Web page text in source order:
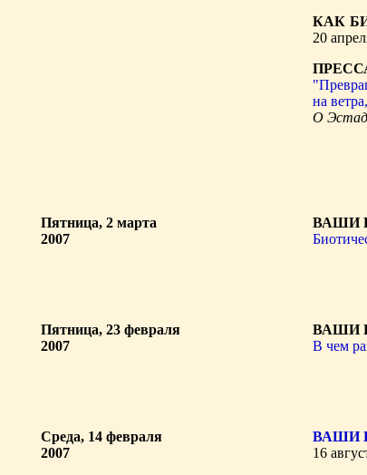
КАК
20
на
О
Пятница, 2 марта
2007
ВАШИ
Пятница, 23 февраля
2007
ВАШИ
В чем
Среда, 14 февраля
2007
ВАШИ
16